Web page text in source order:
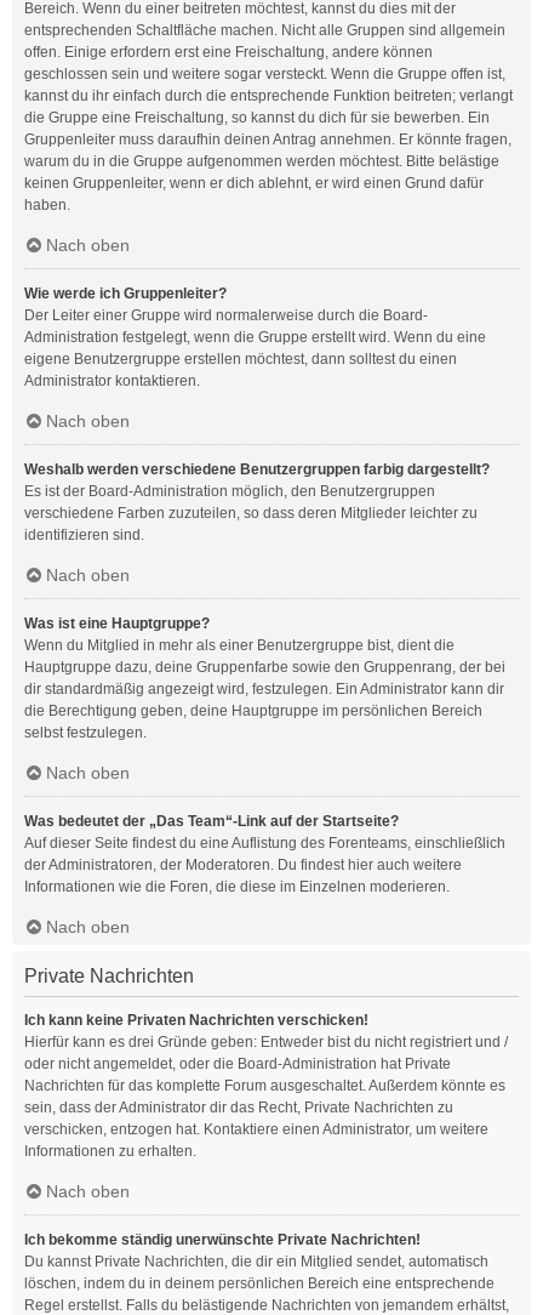
Bereich. Wenn du einer beitreten möchtest, kannst du dies mit der
entsprechenden Schaltfläche machen. Nicht alle Gruppen sind allgemein
offen. Einige erfordern erst eine Freischaltung, andere können
geschlossen sein und weitere sogar versteckt. Wenn die Gruppe offen ist,
kannst du ihr einfach durch die entsprechende Funktion beitreten; verlangt
die Gruppe eine Freischaltung, so kannst du dich für sie bewerben. Ein
Gruppenleiter muss daraufhin deinen Antrag annehmen. Er könnte fragen,
warum du in die Gruppe aufgenommen werden möchtest. Bitte belästige
keinen Gruppenleiter, wenn er dich ablehnt, er wird einen Grund dafür
haben.
Nach oben
Wie werde ich Gruppenleiter?
Der Leiter einer Gruppe wird normalerweise durch die Board-
Administration festgelegt, wenn die Gruppe erstellt wird. Wenn du eine
eigene Benutzergruppe erstellen möchtest, dann solltest du einen
Administrator kontaktieren.
Nach oben
Weshalb werden verschiedene Benutzergruppen farbig dargestellt?
Es ist der Board-Administration möglich, den Benutzergruppen
verschiedene Farben zuzuteilen, so dass deren Mitglieder leichter zu
identifizieren sind.
Nach oben
Was ist eine Hauptgruppe?
Wenn du Mitglied in mehr als einer Benutzergruppe bist, dient die
Hauptgruppe dazu, deine Gruppenfarbe sowie den Gruppenrang, der bei
dir standardmäßig angezeigt wird, festzulegen. Ein Administrator kann dir
die Berechtigung geben, deine Hauptgruppe im persönlichen Bereich
selbst festzulegen.
Nach oben
Was bedeutet der „Das Team“-Link auf der Startseite?
Auf dieser Seite findest du eine Auflistung des Forenteams, einschließlich
der Administratoren, der Moderatoren. Du findest hier auch weitere
Informationen wie die Foren, die diese im Einzelnen moderieren.
Nach oben
Private Nachrichten
Ich kann keine Privaten Nachrichten verschicken!
Hierfür kann es drei Gründe geben: Entweder bist du nicht registriert und /
oder nicht angemeldet, oder die Board-Administration hat Private
Nachrichten für das komplette Forum ausgeschaltet. Außerdem könnte es
sein, dass der Administrator dir das Recht, Private Nachrichten zu
verschicken, entzogen hat. Kontaktiere einen Administrator, um weitere
Informationen zu erhalten.
Nach oben
Ich bekomme ständig unerwünschte Private Nachrichten!
Du kannst Private Nachrichten, die dir ein Mitglied sendet, automatisch
löschen, indem du in deinem persönlichen Bereich eine entsprechende
Regel erstellst. Falls du belästigende Nachrichten von jemandem erhältst,